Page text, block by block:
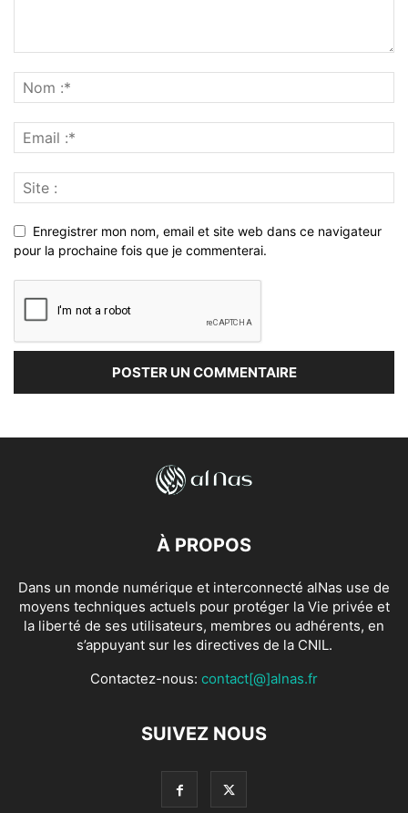
Enregistrer mon nom, email et site web dans ce navigateur
pour la prochaine fois que je commenterai.
À PROPOS
Dans un monde numérique et interconnecté alNas use de
moyens techniques actuels pour protéger la Vie privée et
la liberté de ses utilisateurs, membres ou adhérents, en
s’appuyant sur les directives de la CNIL.
Contactez-nous: contact[@]alnas.fr
SUIVEZ NOUS